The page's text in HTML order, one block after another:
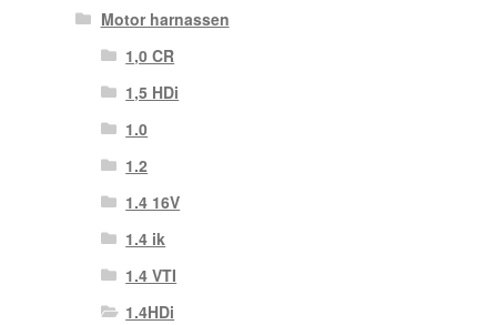
Motor harnassen
1,0 CR
1,5 HDi
1.0
1.2
1.4 16V
1.4 ik
1.4 VTI
1.4HDi